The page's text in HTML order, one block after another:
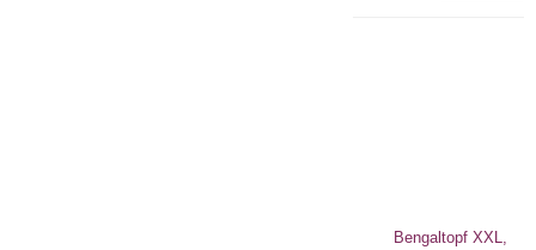
Bengaltopf XXL,